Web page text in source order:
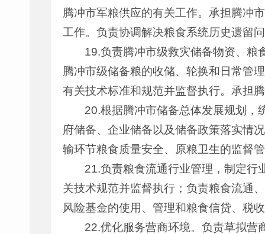
腾冲市军粮供应的有关工作。承担腾冲
工作。负责协调解决粮食系统历史遗留
19.负责腾冲市级救灾储备物资、粮
腾冲市级储备粮的收储、轮换和日常管
有关技术标准和规范并监督执行。承担
20.根据腾冲市储备总体发展规划，
府储备、企业储备以及储备政策落实情
输环节粮食质量安全、原粮卫生的监督
21.负责粮食流通行业管理，制定行
关技术规范并监督执行；负责粮食流通
风险基金的使用、管理和粮食信贷、税
22.优化服务营商环境。负责草拟营